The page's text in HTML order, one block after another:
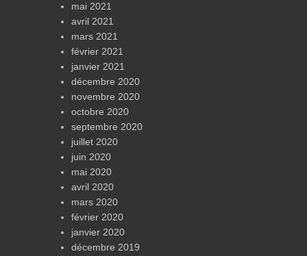
mai 2021
avril 2021
mars 2021
février 2021
janvier 2021
décembre 2020
novembre 2020
octobre 2020
septembre 2020
juillet 2020
juin 2020
mai 2020
avril 2020
mars 2020
février 2020
janvier 2020
décembre 2019